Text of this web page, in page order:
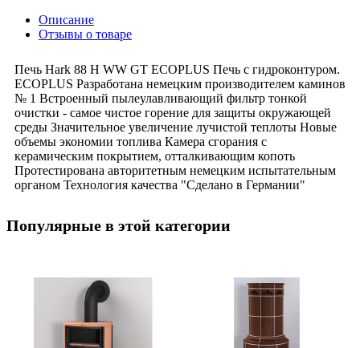
Описание
Отзывы о товаре
Печь Hark 88 H WW GT ECOPLUS Печь с гидроконтуром.
ECOPLUS Разработана немецким производителем каминов
№ 1 Встроенный пылеулавливающий фильтр тонкой
очистки - самое чистое горение для защиты окружающей
среды Значительное увеличение лучистой теплоты Новые
объемы экономии топлива Камера сгорания с
керамическим покрытием, отталкивающим копоть
Протестирована авторитетным немецким испытательным
органом Технология качества "Сделано в Германии"
Популярные в этой категории